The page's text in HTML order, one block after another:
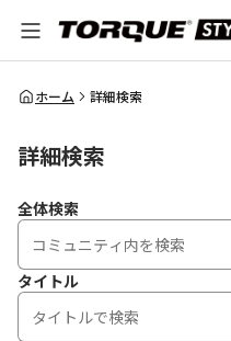
全体検索
ホーム 詳細検索
詳細検索
全体検索
タイトル